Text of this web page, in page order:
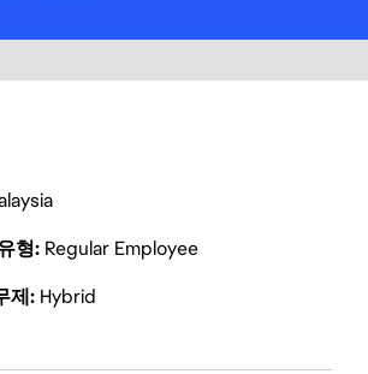
형 Regular Employee
제 Hybrid